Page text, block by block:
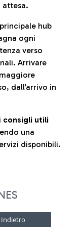
attesa.
hub
ogni
verso
Arrivare
dall’arrivo in
consigli utili
una
disponibili.